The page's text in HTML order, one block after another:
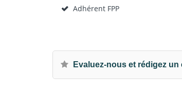
Adhérent FPP
Evaluez-nous et rédigez un